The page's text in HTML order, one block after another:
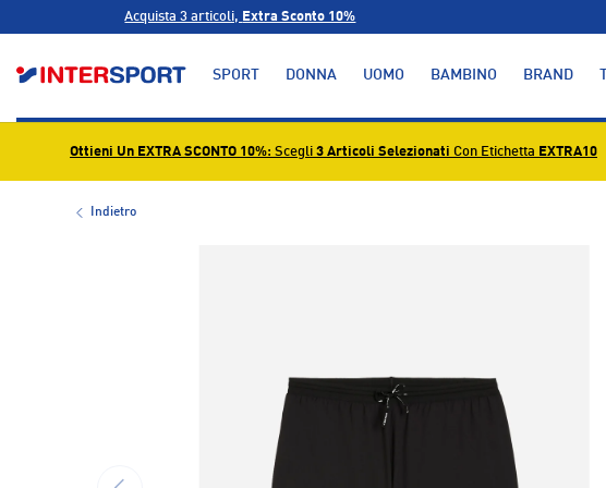
Acquista 3 articoli, Extra Sconto 10%
SPORT DONNA UOMO BAMBINO BRAND
Ottieni Un EXTRA SCONTO 10%: Scegli 3 Articoli Selezionati Con Etichetta EXTRA10
Indietro
INDIETRO